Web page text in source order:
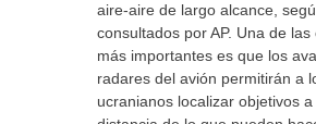
aire-aire de largo alcance,
consultados por AP. Una de las
más importantes es que los
radares del avión permitirán a
ucranianos localizar objetivos